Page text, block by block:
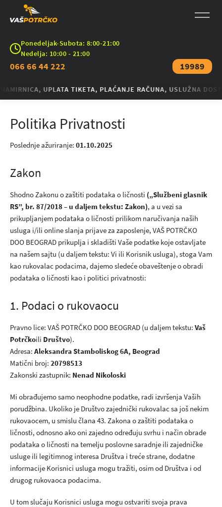
Ponedeljak-Subota: 8:00-21:00
Nedelja: 10:00 - 21:00
066 66 44 222 19989
UPLATA TIKETA, PLAĆANJE RAČUNA, USLUŽNA
Politika Privatnosti
Poslednje ažuriranje: 01.10.2025
Zakon
Shodno Zakonu o zaštiti podataka o ličnosti („Službeni glasnik
RS”, br. 87/2018 – u daljem tekstu: Zakon), a u vezi sa
prikupljanjem podataka o ličnosti prilikom naručivanja naših
usluga i/ili online slanja prijave za zaposlenje, VAŠ POTRČKO
DOO BEOGRAD prikuplja i skladišti Vaše podatke koje ostavljate
na našem sajtu (u daljem tekstu: Vi ili Korisnik usluga), stoga Vam
kao rukovalac podacima, dajemo sledeće obaveštenje o obradi
podataka o ličnosti kao i politici privatnosti:
1. Podaci o rukovaocu
Pravno lice: VAŠ POTRČKO DOO BEOGRAD (u daljem tekstu: Vaš
Potrčkoili Društvo).
Adresa: Aleksandra Stamboliskog 6A, Beograd
Matični broj: 20798513
Zakonski zastupnik: Nenad Nikoloski
Mi obrađujemo samo neophodne podatke, radi izvršenja Vaših
porudžbina. Ukoliko je Društvo zajednički rukovalac sa još nekim
rukovaocem, u smislu člana 43. Zakona o zaštiti podataka o
ličnosti, odnosno ako oni zajedno određuju svrhu i način obrade
podataka o ličnosti na temelju poslovne saradnje ili zajedničke
usluge ili legitimnog interesa Društva i treće strane, dodatne
informacije Korisnici usluga mogu tražiti, osim od Društva i od
drugog rukovaoca podacima.
U tom slučaju Korisnici usluga mogu ostvariti svoja prava